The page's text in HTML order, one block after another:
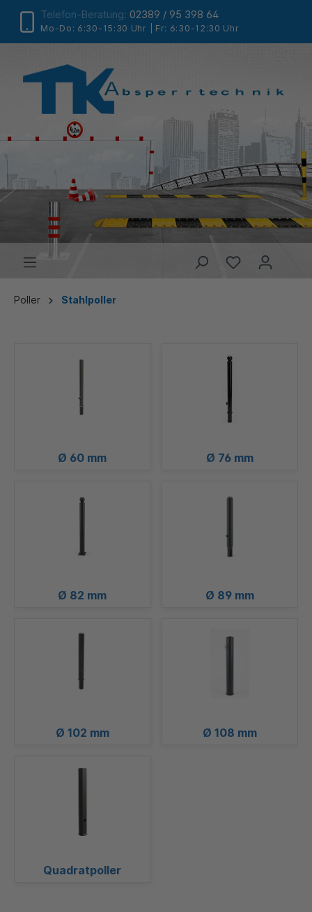
Telefon-Beratung: 02389 / 95 398 64
Mo-Do: 6:30-15:30 Uhr | Fr: 6:30-12:30 Uhr
Poller Stahlpoller
Ø 60 mm Ø 76 mm
Ø 82 mm Ø 89 mm
Ø 102 mm Ø 108 mm
Quadratpoller